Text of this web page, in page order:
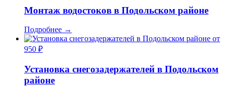
Монтаж водостоков в Подольском районе
Подробнее →
от
950 ₽
Установка снегозадержателей в Подольском
районе